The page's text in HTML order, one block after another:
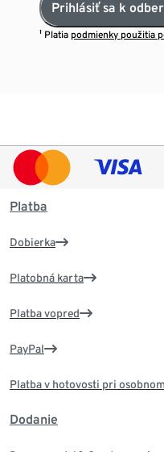
Prihlásiť sa k
¹ Platia podmienky použitia
Platba
Dobierka
Platobná karta
Platba vopred
PayPal
Platba v hotovosti pri
Dodanie